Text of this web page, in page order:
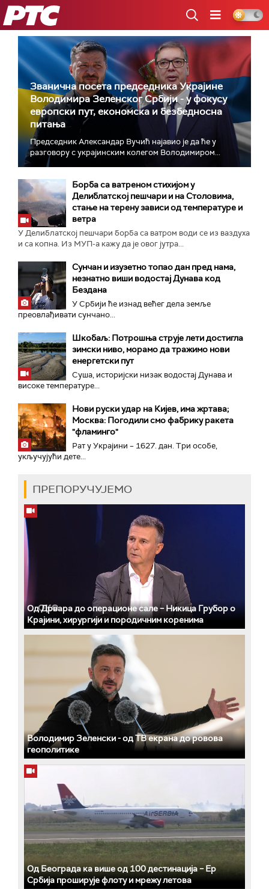
РТС
Званична посета председника Украјине
Володимира Зеленског Србији - у фокусу
европски пут, економска и безбедносна
питања
Председник Александар Вучић најавио је да ће у
разговору с украјинским колегом Володимиром...
Борба са ватреном стихијом у
Делиблатској пешчари и на Столовима,
стање на терену зависи од температуре и
ветра
У Делиблатској пешчари борба са ватром води се из ваздуха
и са копна. Из МУП-а кажу да је овог јутра...
Сунчан и изузетно топао дан пред нама,
незнатно виши водостај Дунава код
Бездана
У Србији ће изнад већег дела земље
преовлађивати сунчано...
Шкобаљ: Потрошња струје лети достигла
зимски ниво, морамо да тражимо нови
енергетски пут
Суша, историјски низак водостај Дунава и
високе температуре...
Нови руски удар на Кијев, има жртава;
Москва: Погодили смо фабрику ракета
"фламинго"
Рат у Украјини – 1627. дан. Три особе,
укључујући дете...
ПРЕПОРУЧУЈЕМО
Од Дрвара до операционе сале – Никица Грубор о
Крајини, хирургији и породичним коренима
Володимир Зеленски - од ТВ екрана до ровова
геополитике
Од Београда ка више од 100 дестинација – Ер
Србија проширује флоту и мрежу летова